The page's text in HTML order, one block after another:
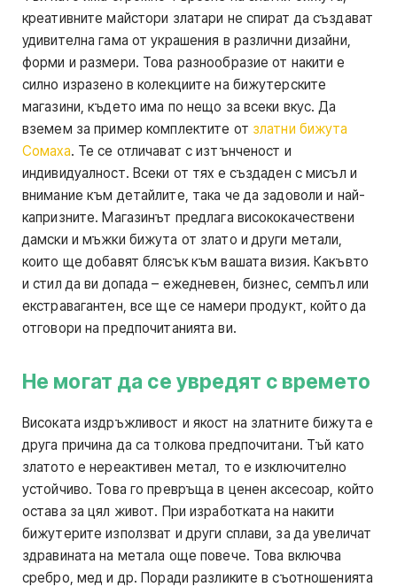
креативните майстори златари не спират да създават
удивителна гама от украшения в различни дизайни,
форми и размери. Това разнообразие от накити е
силно изразено в колекциите на бижутерските
магазини, където има по нещо за всеки вкус. Да
вземем за пример комплектите от златни бижута
Сомаха. Те се отличават с изтънченост и
индивидуалност. Всеки от тях е създаден с мисъл и
внимание към детайлите, така че да задоволи и най-
капризните. Магазинът предлага висококачествени
дамски и мъжки бижута от злато и други метали,
които ще добавят блясък към вашата визия. Какъвто
и стил да ви допада – ежедневен, бизнес, семпъл или
екстравагантен, все ще се намери продукт, който да
отговори на предпочитанията ви.
Не могат да се увредят с времето
Високата издръжливост и якост на златните бижута е
друга причина да са толкова предпочитани. Тъй като
златото е нереактивен метал, то е изключително
устойчиво. Това го превръща в ценен аксесоар, който
остава за цял живот. При изработката на накити
бижутерите използват и други сплави, за да увеличат
здравината на метала още повече. Това включва
сребро, мед и др. Поради разликите в съотношенията